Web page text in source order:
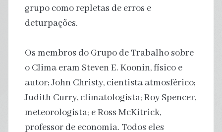
grupo como repletas de erros e
deturpações.
Os membros do Grupo de Trabalho sobre
o Clima eram Steven E. Koonin, físico e
autor; John Christy, cientista atmosférico;
Judith Curry, climatologista; Roy Spencer,
meteorologista; e Ross McKitrick,
professor de economia. Todos eles